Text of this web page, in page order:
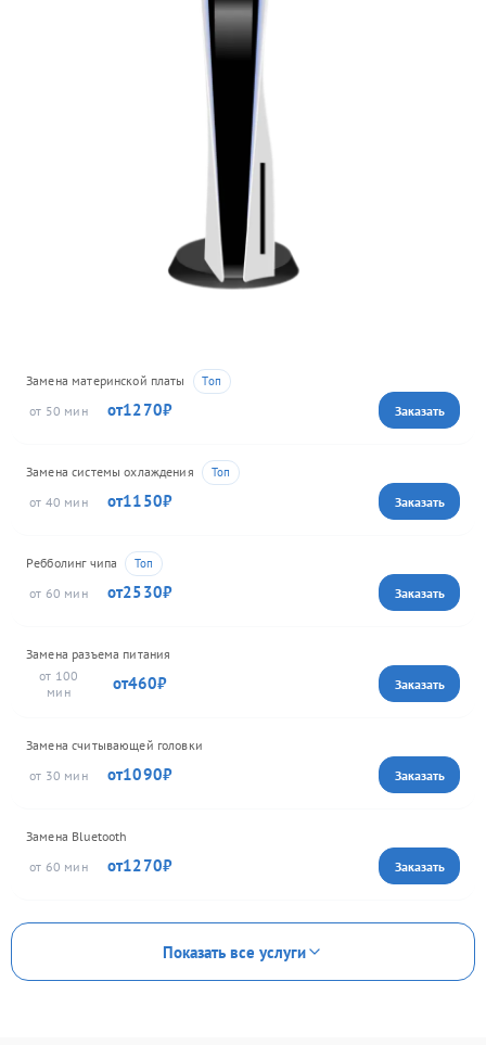
Замена материнской платы
50
1270
Замена системы охлаждения
40
1150
Ребболинг чипа
60
2530
Замена разъема питания
100
460
Замена считывающей головки
30
1090
Замена Bluetooth
60
1270
Показать все услуги